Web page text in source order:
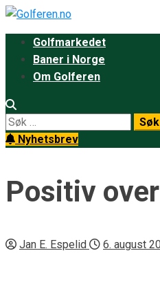
Skip
to
content
Primary
Menu
Golfmarkedet
Baner i Norge
Om Golferen
Søk
etter:Nyhetsbrev
Positiv
Jan E. Espelid 6. august